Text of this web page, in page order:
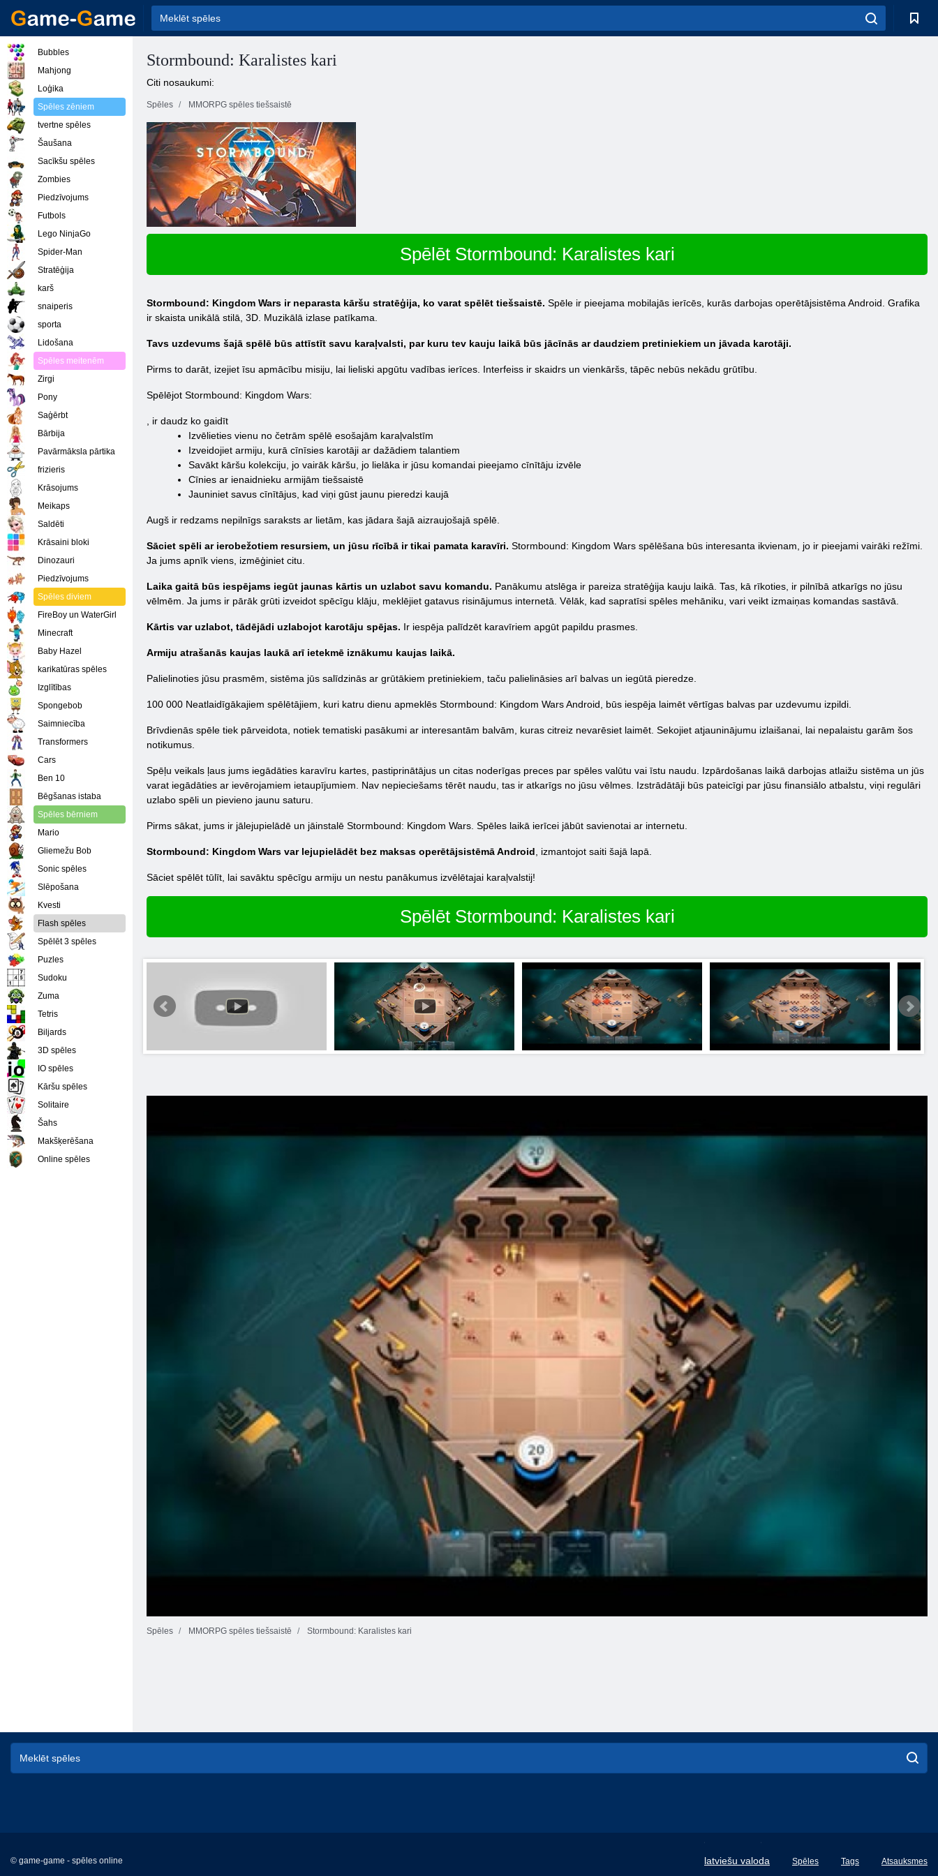
Stormbound: Karalistes kari
Citi nosaukumi:
Spēles MMORPG spēles tiešsaistē
Spēlēt Stormbound: Karalistes kari
Stormbound: Kingdom Wars ir neparasta kāršu stratēģija, ko varat spēlēt tiešsaistē. Spēle ir pieejama mobilajās ierīcēs, kurās darbojas operētājsistēma Android. Grafika
ir skaista unikālā stilā, 3D. Muzikālā izlase patīkama.
Tavs uzdevums šajā spēlē būs attīstīt savu karaļvalsti, par kuru tev kauju laikā būs jācīnās ar daudziem pretiniekiem un jāvada karotāji.
Pirms to darāt, izejiet īsu apmācību misiju, lai lieliski apgūtu vadības ierīces. Interfeiss ir skaidrs un vienkāršs, tāpēc nebūs nekādu grūtību.
Spēlējot Stormbound: Kingdom Wars:
, ir daudz ko gaidīt
Izvēlieties vienu no četrām spēlē esošajām karaļvalstīm
Izveidojiet armiju, kurā cīnīsies karotāji ar dažādiem talantiem
Savākt kāršu kolekciju, jo vairāk kāršu, jo lielāka ir jūsu komandai pieejamo cīnītāju izvēle
Cīnies ar ienaidnieku armijām tiešsaistē
Jauniniet savus cīnītājus, kad viņi gūst jaunu pieredzi kaujā
Augš ir redzams nepilnīgs saraksts ar lietām, kas jādara šajā aizraujošajā spēlē.
Sāciet spēli ar ierobežotiem resursiem, un jūsu rīcībā ir tikai pamata karavīri. Stormbound: Kingdom Wars spēlēšana būs interesanta ikvienam, jo ir pieejami vairāki režīmi.
Ja jums apnīk viens, izmēģiniet citu.
Laika gaitā būs iespējams iegūt jaunas kārtis un uzlabot savu komandu. Panākumu atslēga ir pareiza stratēģija kauju laikā. Tas, kā rīkoties, ir pilnībā atkarīgs no jūsu
vēlmēm. Ja jums ir pārāk grūti izveidot spēcīgu klāju, meklējiet gatavus risinājumus internetā. Vēlāk, kad sapratīsi spēles mehāniku, vari veikt izmaiņas komandas sastāvā.
Kārtis var uzlabot, tādējādi uzlabojot karotāju spējas. Ir iespēja palīdzēt karavīriem apgūt papildu prasmes.
Armiju atrašanās kaujas laukā arī ietekmē iznākumu kaujas laikā.
Palielinoties jūsu prasmēm, sistēma jūs salīdzinās ar grūtākiem pretiniekiem, taču palielināsies arī balvas un iegūtā pieredze.
100 000 Neatlaidīgākajiem spēlētājiem, kuri katru dienu apmeklēs Stormbound: Kingdom Wars Android, būs iespēja laimēt vērtīgas balvas par uzdevumu izpildi.
Brīvdienās spēle tiek pārveidota, notiek tematiski pasākumi ar interesantām balvām, kuras citreiz nevarēsiet laimēt. Sekojiet atjauninājumu izlaišanai, lai nepalaistu garām šos
notikumus.
Spēļu veikals ļaus jums iegādāties karavīru kartes, pastiprinātājus un citas noderīgas preces par spēles valūtu vai īstu naudu. Izpārdošanas laikā darbojas atlaižu sistēma un jūs
varat iegādāties ar ievērojamiem ietaupījumiem. Nav nepieciešams tērēt naudu, tas ir atkarīgs no jūsu vēlmes. Izstrādātāji būs pateicīgi par jūsu finansiālo atbalstu, viņi regulāri
uzlabo spēli un pievieno jaunu saturu.
Pirms sākat, jums ir jālejupielādē un jāinstalē Stormbound: Kingdom Wars. Spēles laikā ierīcei jābūt savienotai ar internetu.
Stormbound: Kingdom Wars var lejupielādēt bez maksas operētājsistēmā Android , izmantojot saiti šajā lapā.
Sāciet spēlēt tūlīt, lai savāktu spēcīgu armiju un nestu panākumus izvēlētajai karaļvalstij!
Spēlēt Stormbound: Karalistes kari
Spēles MMORPG spēles tiešsaistē Stormbound: Karalistes kari
Bubbles
Mahjong
Loģika
Spēles zēniem
tvertne spēles
Šaušana
Sacīkšu spēles
Zombies
Piedzīvojums
Futbols
Lego NinjaGo
Spider-Man
Stratēģija
karš
snaiperis
sporta
Lidošana
Spēles meitenēm
Zirgi
Pony
Saģērbt
Bārbija
Pavārmāksla pārtika
frizieris
Krāsojums
Meikaps
Saldēti
Krāsaini bloki
Dinozauri
Piedzīvojums
Spēles diviem
FireBoy un WaterGirl
Minecraft
Baby Hazel
karikatūras spēles
Izglītības
Spongebob
Saimniecība
Transformers
Cars
Ben 10
Bēgšanas istaba
Spēles bērniem
Mario
Gliemežu Bob
Sonic spēles
Slēpošana
Kvesti
Flash spēles
Spēlēt 3 spēles
Puzles
Sudoku
Zuma
Tetris
Biljards
3D spēles
IO spēles
Kāršu spēles
Solitaire
Šahs
Makšķerēšana
Online spēles
© game-game - spēles online latviešu valoda
English
Spēles Tags Atsauksmes